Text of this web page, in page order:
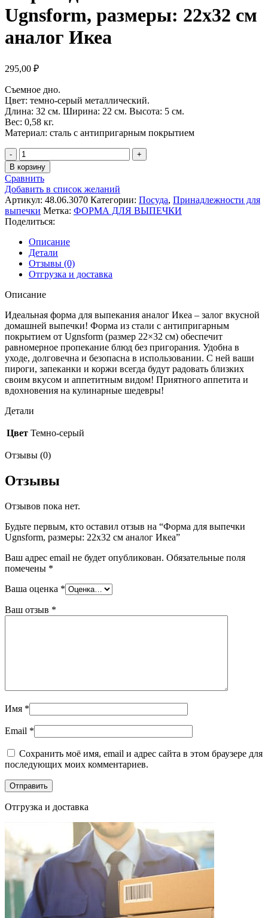
Ugnsform, размеры: 22х32 см
аналог Икеа
295,00 ₽
Съемное дно.
Цвет: темно-серый металлический.
Длина: 32 см. Ширина: 22 см. Высота: 5 см.
Вес: 0,58 кг.
Материал: сталь с антипригарным покрытием
Количество
товара
Форма
для
выпечки
Ugnsform,
размеры:
22х32
см
аналог
Икеа
В корзину
Сравнить
Добавить в список желаний
Артикул: 48.06.3070 Категории: Посуда, Принадлежности для
выпечки Метка: ФОРМА ДЛЯ ВЫПЕЧКИ
Поделиться:
Описание
Детали
Отзывы (0)
Отгрузка и доставка
Описание
Идеальная форма для выпекания аналог Икеа – залог вкусной
домашней выпечки! Форма из стали с антипригарным
покрытием от Ugnsform (размер 22×32 см) обеспечит
равномерное пропекание блюд без пригорания. Удобна в
уходе, долговечна и безопасна в использовании. С ней ваши
пироги, запеканки и коржи всегда будут радовать близких
своим вкусом и аппетитным видом! Приятного аппетита и
вдохновения на кулинарные шедевры!
Детали
Цвет Темно-серый
Отзывы (0)
Отзывы
Отзывов пока нет.
Будьте первым, кто оставил отзыв на “Форма для выпечки
Ugnsform, размеры: 22х32 см аналог Икеа”
Ваш адрес email не будет опубликован. Обязательные поля
помечены *
Ваша оценка *
Ваш отзыв *
Имя *
Email *
Сохранить моё имя, email и адрес сайта в этом браузере для
последующих моих комментариев.
Отгрузка и доставка